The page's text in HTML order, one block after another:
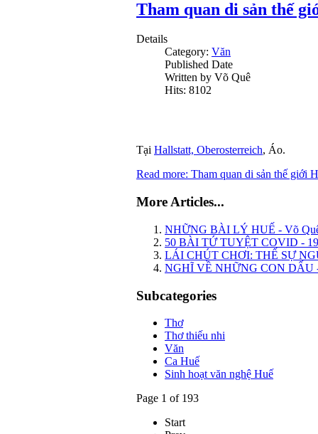
Tham quan di sản thế
Details
Category: Văn
Published Date
Written by Võ Quê
Hits: 8102
Tại Hallstatt, Oberosterreich, Áo.
Read more: Tham quan di sản thế giới
More Articles...
NHỮNG BÀI LÝ HUẾ - Võ
50 BÀI TỨ TUYỆT COVID -
LÁI CHÚT CHƠI: THẾ SỰ
NGHĨ VỀ NHỮNG CON DẤU
Subcategories
Thơ
Thơ thiếu nhi
Văn
Ca Huế
Sinh hoạt văn nghệ Huế
Page 1 of 193
Start